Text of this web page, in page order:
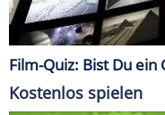
Film-Quiz: Bist Du ein
Kostenlos spielen